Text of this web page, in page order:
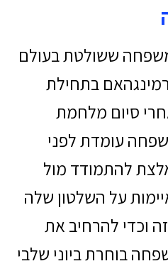
ששולטת בעולם
בתחילת
קצת אחרי סיום מלחמת
עומדת לפני
להתמודד מול
על השלטון שלה
וכדי להרחיב את
בוחרת ביוני שלבי